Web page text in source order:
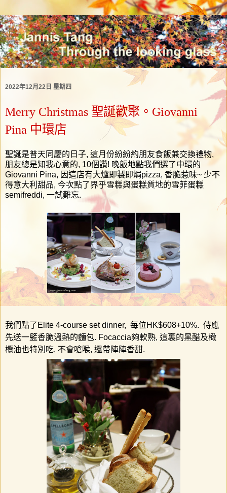
2022年12月22日 星期四
Merry Christmas 聖誕歡聚。Giovanni
Pina 中環店
聖誕是普天同慶的日子, 這月份紛紛約朋友食飯兼交換禮物,
朋友總是知我心意的, 10個讚! 晚飯地點我們選了中環的
Giovanni Pina, 因這店有大爐即製即焗pizza, 香脆惹味~ 少不
得意大利甜品, 今次點了界乎雪糕與蛋糕質地的雪菲蛋糕
semifreddi, 一試難忘.
我們點了 Elite 4-course set dinner, 每位HK$608+10%. 侍應
先送一籃香脆溫熱的麵包. Focaccia夠軟熟, 這裏的黑醋及橄
欖油也特別吃, 不會嗆喉, 還帶陣陣香甜.